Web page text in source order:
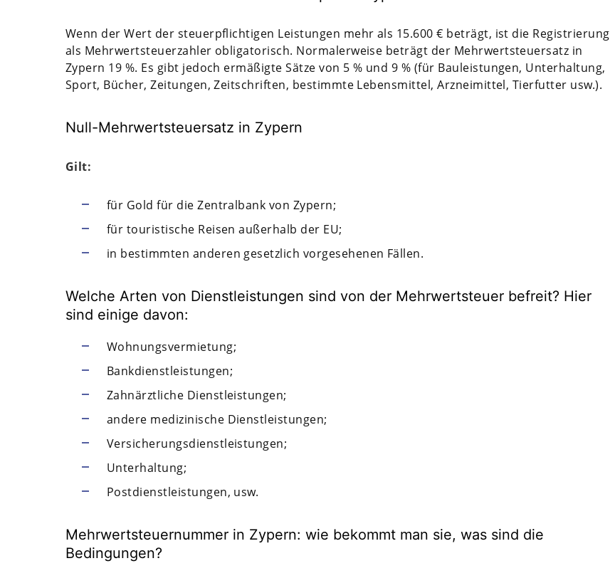
Wenn der Wert der steuerpflichtigen Leistungen mehr als 15.600 € beträgt, ist die Registrierung
als Mehrwertsteuerzahler obligatorisch. Normalerweise beträgt der Mehrwertsteuersatz in
Zypern 19 %. Es gibt jedoch ermäßigte Sätze von 5 % und 9 % (für Bauleistungen, Unterhaltung,
Sport, Bücher, Zeitungen, Zeitschriften, bestimmte Lebensmittel, Arzneimittel, Tierfutter usw.).
Null-Mehrwertsteuersatz in Zypern
Gilt:
für Gold für die Zentralbank von Zypern;
für touristische Reisen außerhalb der EU;
in bestimmten anderen gesetzlich vorgesehenen Fällen.
Welche Arten von Dienstleistungen sind von der Mehrwertsteuer befreit? Hier
sind einige davon:
Wohnungsvermietung;
Bankdienstleistungen;
Zahnärztliche Dienstleistungen;
andere medizinische Dienstleistungen;
Versicherungsdienstleistungen;
Unterhaltung;
Postdienstleistungen, usw.
Mehrwertsteuernummer in Zypern: wie bekommt man sie, was sind die
Bedingungen?